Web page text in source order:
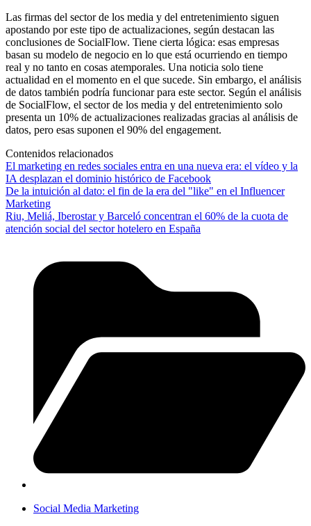
Las firmas del sector de los media y del entretenimiento siguen
apostando por este tipo de actualizaciones, según destacan las
conclusiones de SocialFlow. Tiene cierta lógica: esas empresas
basan su modelo de negocio en lo que está ocurriendo en tiempo
real y no tanto en cosas atemporales. Una noticia solo tiene
actualidad en el momento en el que sucede. Sin embargo, el análisis
de datos también podría funcionar para este sector. Según el análisis
de SocialFlow, el sector de los media y del entretenimiento solo
presenta un 10% de actualizaciones realizadas gracias al análisis de
datos, pero esas suponen el 90% del engagement.
Contenidos relacionados
El marketing en redes sociales entra en una nueva era: el vídeo y la
IA desplazan el dominio histórico de Facebook
De la intuición al dato: el fin de la era del "like" en el Influencer
Marketing
Riu, Meliá, Iberostar y Barceló concentran el 60% de la cuota de
atención social del sector hotelero en España
Social Media Marketing